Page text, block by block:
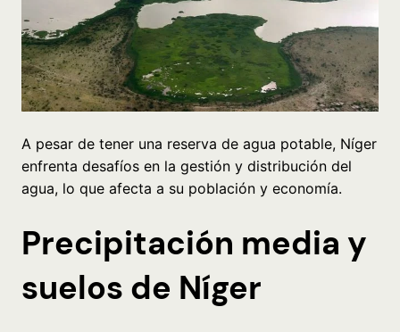
A pesar de tener una reserva de agua potable, Níger
enfrenta desafíos en la gestión y distribución del
agua, lo que afecta a su población y economía.
Precipitación media y
suelos de Níger